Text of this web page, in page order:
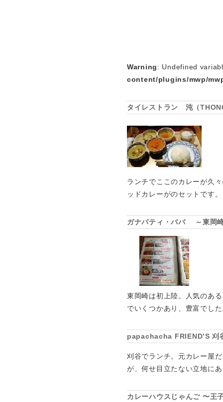
Warning: Undefined
content/plugins/mwp/
タイレストラン 沌（
ランチでここのカレーが久
ッドカレーがのセットです
ガナパティ・ババ ～東岡
東岡崎は初上陸。人気のあ
でいくつかあり、豊富でし
papachacha FRIEND’S
刈谷でランチ。元カレー屋
が、何せ目立たない立地に
カレーハウスじゃんご 〜王